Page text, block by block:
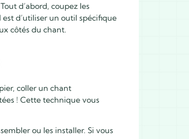
d’abord, coupez les
d’utiliser un outil spécifique
côtés du chant.
coller un chant
! Cette technique vous
ou les installer. Si vous